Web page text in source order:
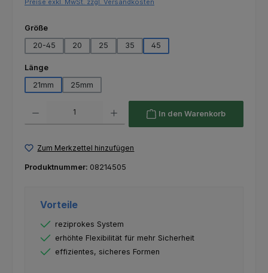
Größeauswählen
20-45
20 25 35 45
Längeauswählen
21mm
25mm
In den Warenkorb
Zum Merkzettel hinzufügen
Produktnummer: 08214505
Vorteile
reziprokes System
erhöhte Flexibilität für mehr Sicherheit
effizientes, sicheres Formen